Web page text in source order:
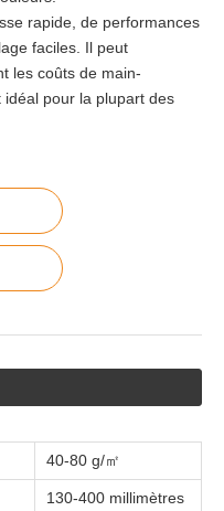
rapide, de performances
faciles. Il peut
les coûts de main-
pour la plupart des
40-80 g/㎡
130-400 millimètres